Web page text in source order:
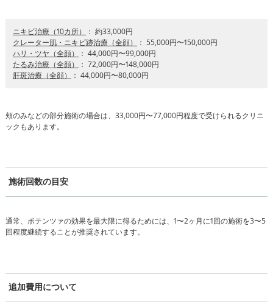
ニキビ治療（10カ所）
： 約33,000円
クレーター肌・ニキビ跡治療（全顔）
： 55,000円〜150,000円
ハリ・ツヤ（全顔）
： 44,000円〜99,000円
たるみ治療（全顔）
： 72,000円〜148,000円
肝斑治療（全顔）
： 44,000円〜80,000円
頬のみなどの部分施術の場合は、33,000円〜77,000円程度で受けられるクリニ
ックもあります。
施術回数の目安
通常、ポテンツァの効果を最大限に得るためには、1〜2ヶ月に1回の施術を3〜5
回程度継続することが推奨されています。
追加費用について